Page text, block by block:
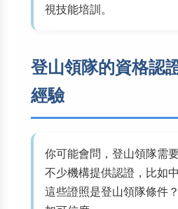
視技能培訓。
登山領隊的資格認
經驗
你可能會問，登山領隊需
不少機構提供認證，比如
這些證照是登山領隊條件